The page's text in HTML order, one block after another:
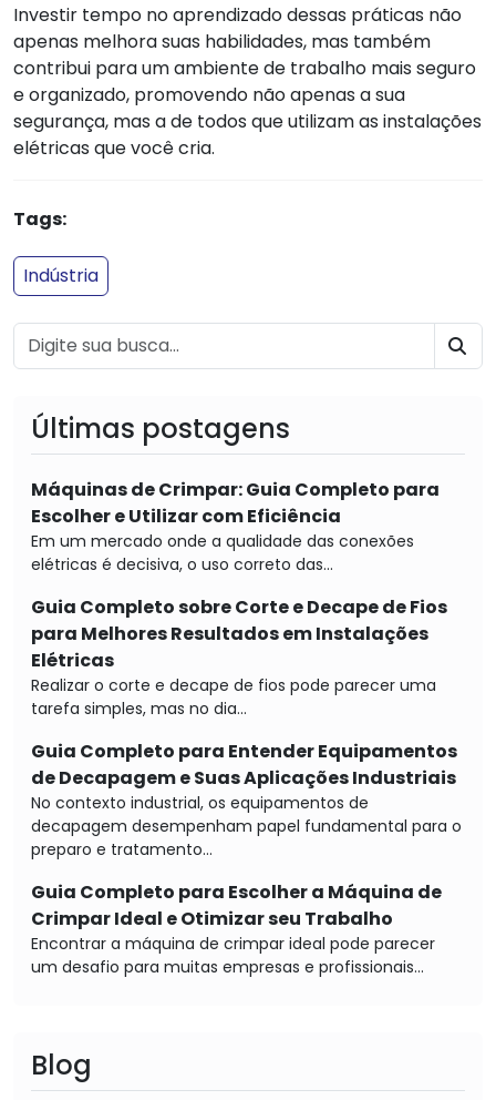
Investir tempo no aprendizado dessas práticas não
apenas melhora suas habilidades, mas também
contribui para um ambiente de trabalho mais seguro
e organizado, promovendo não apenas a sua
segurança, mas a de todos que utilizam as instalações
elétricas que você cria.
Tags:
Indústria
Últimas postagens
Máquinas de Crimpar: Guia Completo para
Escolher e Utilizar com Eficiência
Em um mercado onde a qualidade das conexões
elétricas é decisiva, o uso correto das...
Guia Completo sobre Corte e Decape de Fios
para Melhores Resultados em Instalações
Elétricas
Realizar o corte e decape de fios pode parecer uma
tarefa simples, mas no dia...
Guia Completo para Entender Equipamentos
de Decapagem e Suas Aplicações Industriais
No contexto industrial, os equipamentos de
decapagem desempenham papel fundamental para o
preparo e tratamento...
Guia Completo para Escolher a Máquina de
Crimpar Ideal e Otimizar seu Trabalho
Encontrar a máquina de crimpar ideal pode parecer
um desafio para muitas empresas e profissionais...
Blog